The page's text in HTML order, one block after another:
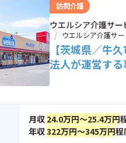
訪問介護
ウエルシア介護サ
ウエルシア介護サ
【茨城県／牛
法人が運営す
月収 24.0万円～25.4万円
年収322万円～345万円程